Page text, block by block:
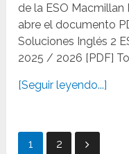
de la ESO Macmillan
abre el documento
Soluciones Inglés 2
2025 / 2026 [PDF]
[Seguir leyendo...]
Paginación
1 2